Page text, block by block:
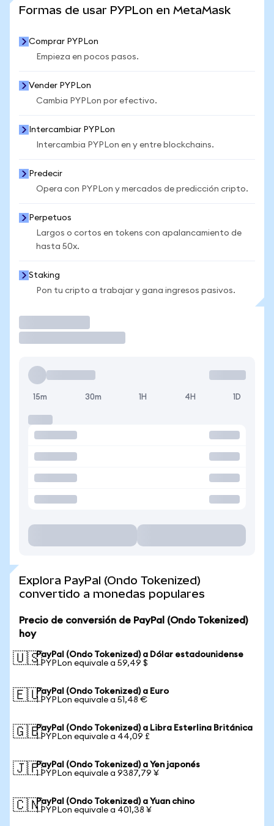
Formas de usar PYPLon en MetaMask
Comprar PYPLon
Empieza en pocos pasos.
Vender PYPLon
Cambia PYPLon por efectivo.
Intercambiar PYPLon
Intercambia PYPLon en y entre blockchains.
Predecir
Opera con PYPLon y mercados de predicción cripto.
Perpetuos
Largos o cortos en tokens con apalancamiento de
hasta 50x.
Staking
Pon tu cripto a trabajar y gana ingresos pasivos.
15m 30m 1H 4H 1D
Explora PayPal (Ondo Tokenized)
convertido a monedas populares
Precio de conversión de PayPal (Ondo Tokenized)
hoy
🇺🇸PayPal (Ondo Tokenized) a Dólar estadounidense
1 PYPLon equivale a 59,49 $
🇪🇺PayPal (Ondo Tokenized) a Euro
1 PYPLon equivale a 51,48 €
🇬🇧PayPal (Ondo Tokenized) a Libra Esterlina Británica
1 PYPLon equivale a 44,09 £
🇯🇵PayPal (Ondo Tokenized) a Yen japonés
1 PYPLon equivale a 9387,79 ¥
🇨🇳PayPal (Ondo Tokenized) a Yuan chino
1 PYPLon equivale a 401,38 ¥